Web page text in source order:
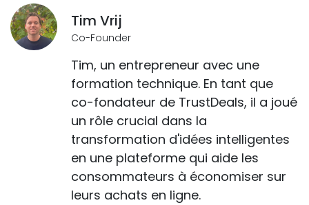
Tim Vrij
Co-Founder
Tim, un entrepreneur avec une
formation technique. En tant que
co-fondateur de TrustDeals, il a joué
un rôle crucial dans la
transformation d'idées intelligentes
en une plateforme qui aide les
consommateurs à économiser sur
leurs achats en ligne.